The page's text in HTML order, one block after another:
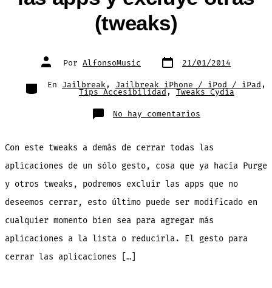
(tweaks)
Autor
de
entrada
Por AlfonsoMusic Fecha
de 21/01/2014
Categorías
En Jailbreak, Jailbreak iPhone / iPod / iPad ,
Tips Accesibilidad , Tweaks Cydia
No hay comentarios
Slide2Kill
todas
las
y
excluye
(tweaks)
Con este tweaks a demás de cerrar todas las
aplicaciones de un sólo gesto, cosa que ya hacía Purge
y otros tweaks, podremos excluir las apps que no
deseemos cerrar, esto último puede ser modificado en
cualquier momento bien sea para agregar más
aplicaciones a la lista o reducirla. El gesto para
cerrar las aplicaciones […]